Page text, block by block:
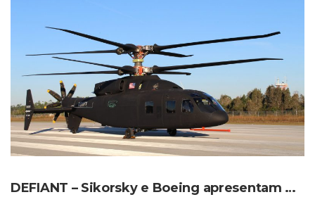
DEFIANT – Sikorsky e Boeing apresentam o Futuro do Helicóptero